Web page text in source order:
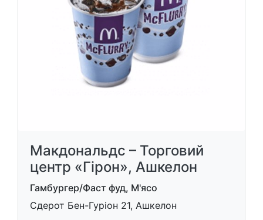
Макдональдс – Торговий
центр «Гірон», Ашкелон
Гамбургер/Фаст фуд, М'ясо
Сдерот Бен-Гуріон 21, Ашкелон